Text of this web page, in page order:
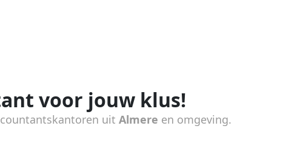
voor jouw klus!
uit Almere en omgeving.